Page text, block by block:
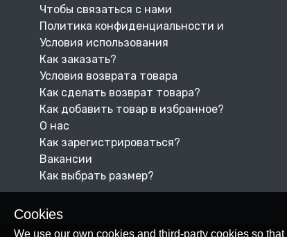
Cookies
We use our own cookies and third-party cookies so
Чтобы связаться с нами
Политика конфиденциальности и
Условия использования
Как заказать?
Условия возврата товара
Как сделать возврат товара?
Как добавить товар в избранное?
О нас
Как зарегистрироваться?
Вакансии
Как выбрать размер?